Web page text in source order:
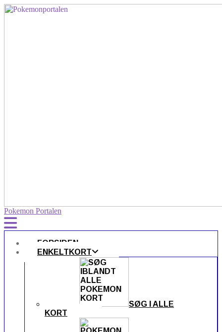
Pokemon Portalen
FORSIDEN
ENKELTKORT
SØG I ALLE
KORT